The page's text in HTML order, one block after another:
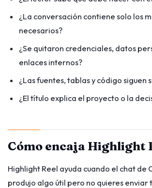
¿La conversación contiene solo los
necesarios?
¿Se quitaron credenciales, datos
enlaces internos?
¿Las fuentes, tablas y código siguen
¿El título explica el proyecto o la
Cómo encaja Highlight
Highlight Reel ayuda cuando el chat de
produjo algo útil pero no quieres enviar